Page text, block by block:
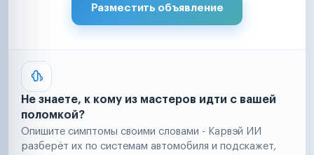
Разместить объявление
Не знаете, к кому из мастеров идти с вашей
поломкой?
Опишите симптомы своими словами - Карвэй ИИ
разберёт их по системам автомобиля и подскажет,